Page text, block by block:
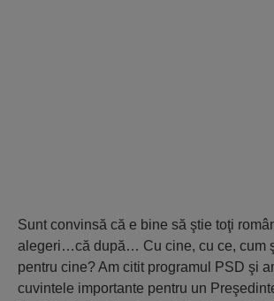
Sunt convinsă că e bine să ştie toţi
alegeri…că după… Cu cine, cu ce, cum
pentru cine? Am citit programul PSD şi
cuvintele importante pentru un